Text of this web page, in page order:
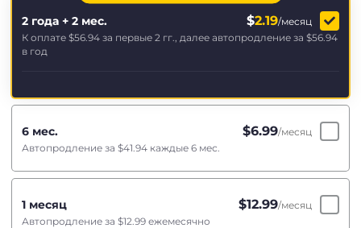
2 года + 2 мес. $2.19/месяц
К оплате $56.94 за первые 2 гг., далее автопродление за $56.94
в год
6 мес. $6.99/месяц
Автопродление за $41.94 каждые 6 мес.
1 месяц $12.99/месяц
Автопродление за $12.99 ежемесячно